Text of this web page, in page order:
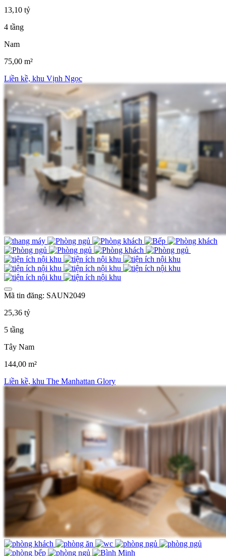
13,10 tỷ
4 tầng
Nam
75,00 m²
Liền kề, khu Vịnh Ngọc
Mã tin đăng: SAUN2049
25,36 tỷ
5 tầng
Tây Nam
144,00 m²
Liền kề, khu The Manhattan Glory